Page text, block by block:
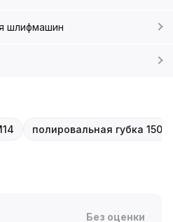
шлифмашин
полировальная губка
Без оценки